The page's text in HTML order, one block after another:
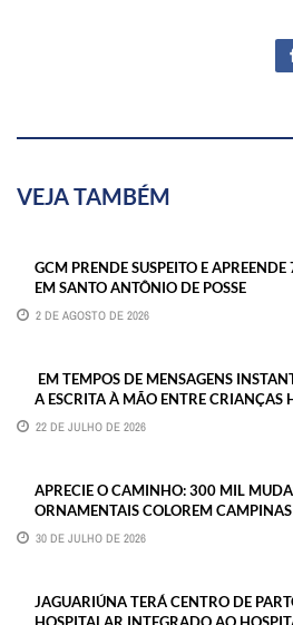
VEJA TAMBÉM
GCM PRENDE SUSPEITO E
EM SANTO ANTÔNIO DE POSSE
2 DE AGOSTO DE 2026
EM TEMPOS DE MENSAGENS
A ESCRITA À MÃO ENTRE CRIANÇAS
22 DE JULHO DE 2026
APRECIE O CAMINHO: 300 MIL
ORNAMENTAIS COLOREM CAMPINAS
30 DE JULHO DE 2026
JAGUARIÚNA TERÁ CENTRO DE